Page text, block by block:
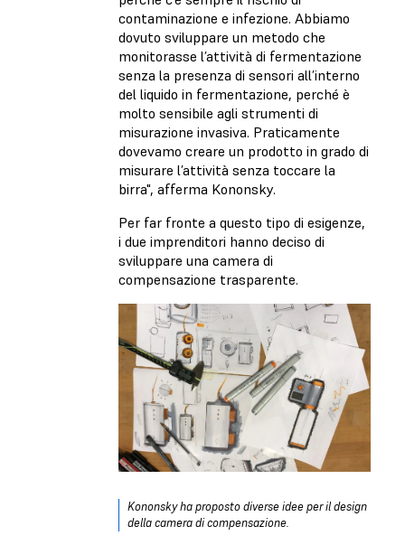
contaminazione e infezione. Abbiamo
dovuto sviluppare un metodo che
monitorasse l’attività di fermentazione
senza la presenza di sensori all’interno
del liquido in fermentazione, perché è
molto sensibile agli strumenti di
misurazione invasiva. Praticamente
dovevamo creare un prodotto in grado di
misurare l’attività senza toccare la
birra", afferma Kononsky.
Per far fronte a questo tipo di esigenze,
i due imprenditori hanno deciso di
sviluppare una camera di
compensazione trasparente.
Kononsky ha proposto diverse idee per il design
della camera di compensazione.